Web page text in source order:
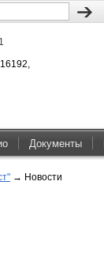
Документы
→ Новости